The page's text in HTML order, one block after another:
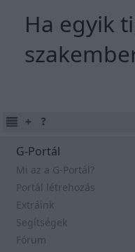
Ha egyik
G-Portál
Mi az a G-Portál?
Portál létrehozás
Extráink
Segítségek
Fórum